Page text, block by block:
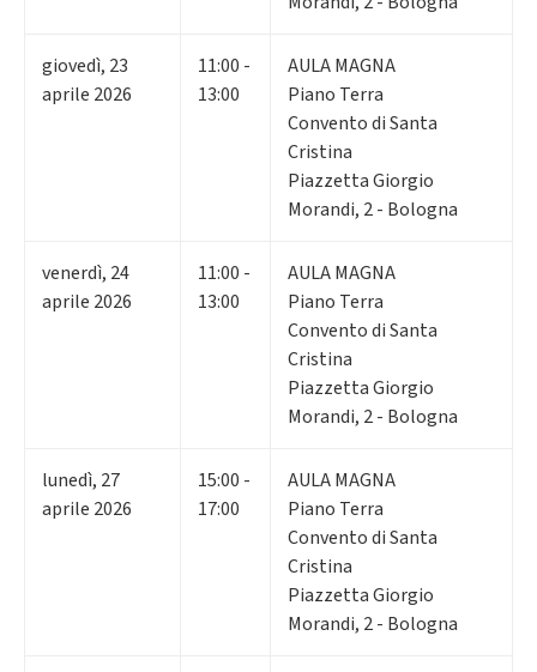
giovedì, 23
aprile 2026
11:00 -
13:00
AULA MAGNA
Piano Terra
Convento di Santa
Cristina
Piazzetta Giorgio
Morandi, 2 - Bologna
venerdì, 24
aprile 2026
11:00 -
13:00
AULA MAGNA
Piano Terra
Convento di Santa
Cristina
Piazzetta Giorgio
Morandi, 2 - Bologna
lunedì, 27
aprile 2026
15:00 -
17:00
AULA MAGNA
Piano Terra
Convento di Santa
Cristina
Piazzetta Giorgio
Morandi, 2 - Bologna